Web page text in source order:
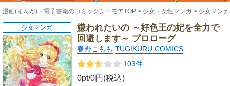
漫画(まんが)・電子書籍のコミックシーモアTOP 少女・女性マンガ 少女マンガ
嫌われたいの ～好色王の妃を全力で
回避します～ プロローグ
春野こもも TUGIKURU COMICS
103件
0pt/0円(税込)
少女マンガ